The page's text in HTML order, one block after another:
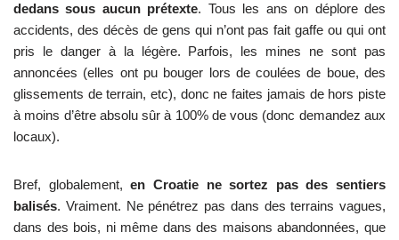
dedans sous aucun prétexte. Tous les ans on déplore des
accidents, des décès de gens qui n’ont pas fait gaffe ou qui ont
pris le danger à la légère. Parfois, les mines ne sont pas
annoncées (elles ont pu bouger lors de coulées de boue, des
glissements de terrain, etc), donc ne faites jamais de hors piste
à moins d’être absolu sûr à 100% de vous (donc demandez aux
locaux).
Bref, globalement, en Croatie ne sortez pas des sentiers
balisés. Vraiment. Ne pénétrez pas dans des terrains vagues,
dans des bois, ni même dans des maisons abandonnées, que